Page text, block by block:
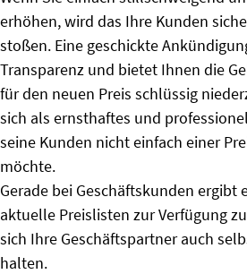
erhöhen, wird das Ihre Kunden
stoßen. Eine geschickte
Transparenz und bietet Ihnen die
für den neuen Preis schlüssig
sich als ernsthaftes und
seine Kunden nicht einfach einer
möchte.
Gerade bei Geschäftskunden ergibt
aktuelle Preislisten zur Verfügung
sich Ihre Geschäftspartner auch
halten.